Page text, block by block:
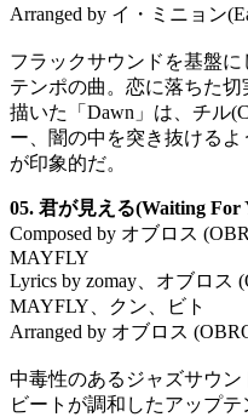
Arranged by イ・ミニョン
フラックサウンドを基盤
テンポの曲。恋に落ちた
描いた「Dawn」は、チル
ー、闇の中を突き抜ける
が印象的だ。
05. 君が見える(Waiting For
Composed by オブロス
MAYFLY
Lyrics by zomay、オブロス
MAYFLY、クン、ビト
Arranged by オブロス
中毒性のあるジャズサウ
ビートが調和したアップ